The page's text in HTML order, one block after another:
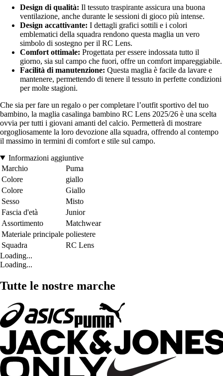
Design di qualità: Il tessuto traspirante assicura una buona
ventilazione, anche durante le sessioni di gioco più intense.
Design accattivante: I dettagli grafici sottili e i colori
emblematici della squadra rendono questa maglia un vero
simbolo di sostegno per il RC Lens.
Comfort ottimale: Progettata per essere indossata tutto il
giorno, sia sul campo che fuori, offre un comfort impareggiabile.
Facilità di manutenzione: Questa maglia è facile da lavare e
mantenere, permettendo di tenere il tessuto in perfette condizioni
per molte stagioni.
Che sia per fare un regalo o per completare l’outfit sportivo del tuo
bambino, la maglia casalinga bambino RC Lens 2025/26 è una scelta
ovvia per tutti i giovani amanti del calcio. Permetterà di mostrare
orgogliosamente la loro devozione alla squadra, offrendo al contempo
il massimo in termini di comfort e stile sul campo.
Informazioni aggiuntive
Marchio
Puma
Colore
giallo
Colore
Giallo
Sesso
Misto
Fascia d'età
Junior
Assortimento
Matchwear
Materiale principale poliestere
Squadra
RC Lens
Loading...
Loading...
Tutte le nostre marche